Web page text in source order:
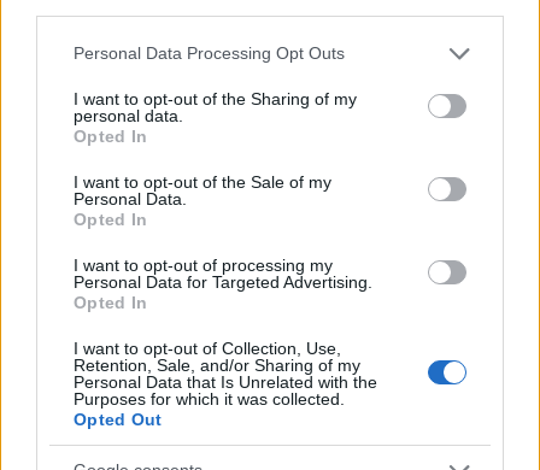
Please note that this website/app uses one or more Google
not limited to your visit or usage behaviour. You may click to
grant or deny consent to Google and its third-party tags to
use your data for below specified purposes in below Google
consent section.
Personal Data Processing Opt Outs
I want to opt-out of the Sharing of my
personal data.
Opted In
I want to opt-out of the Sale of my
Personal Data.
Opted In
I want to opt-out of processing my
Personal Data for Targeted Advertising.
Opted In
I want to opt-out of Collection, Use,
Retention, Sale, and/or Sharing of my
Personal Data that Is Unrelated with the
Purposes for which it was collected.
Opted Out
Στη μελέτη τους, ο
χρησιμοποιηθεί στη θέση γυάλινου φακού σε
μικροσκόπιο. Τα αποτελέσματα ήταν εντυπωσιακά: η
συσκευή μπορούσε να εστιάσει σε αντικείμενα με
μέγεθος λίγων μικρομέτρων, όπως το διάκενο
τεσσάρων μικρομέτρων ανάμεσα στα νύχια ενός
κρότωνα ή τις ίνες ενός μύκητα πέντε μικρομέτρων.